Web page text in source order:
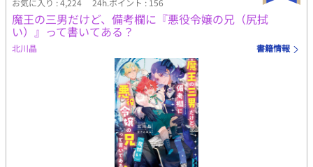
かとは一線を画した舞台の中で、ミチルは今日も担当ホストのハ
ルキを待ちわびていた。 裕福だが複雑な環境の家庭に産まれ、対
人恐怖症により人生の大半を孤独に過していたミチル。３年前の
ある日、ハルキに救われたことをきっかけに彼へ盲目的な熱を孕
むようになる。一方、カサ・ディアブロＮｏ．１ホストのハルキ
はミチルを都合よく利用し、思い通り弄ぶことを楽しんでいた。
ホストに通いつめる生活は、思いがけぬ事態により崩壊する。売
掛金の返済に追われることになったミチルに、カサ・ディアブロ
代表取締役のダンから、ある提案が成されるが·····────。
他とは違うミチルを面白おかしく揶揄うＮｏ．3や、妙な関心を寄
せるＮｏ．2、ミチルを乱雑に扱いながらも、拘り嫉妬に狂うハル
キ。金、愛憎、欲望が渦巻く世界で、ミチルと彼らの向かう結末
お気に入り : 4,224 24h.ポイント : 156
魔王の三男だけど、備考欄に『悪役令嬢の兄（尻拭
い）』って書いてある？
北川晶 書籍情報